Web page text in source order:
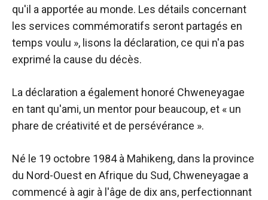
qu'il a apportée au monde. Les détails concernant
les services commémoratifs seront partagés en
temps voulu », lisons la déclaration, ce qui n'a pas
exprimé la cause du décès.
La déclaration a également honoré Chweneyagae
en tant qu'ami, un mentor pour beaucoup, et « un
phare de créativité et de persévérance ».
Né le 19 octobre 1984 à Mahikeng, dans la province
du Nord-Ouest en Afrique du Sud, Chweneyagae a
commencé à agir à l'âge de dix ans, perfectionnant